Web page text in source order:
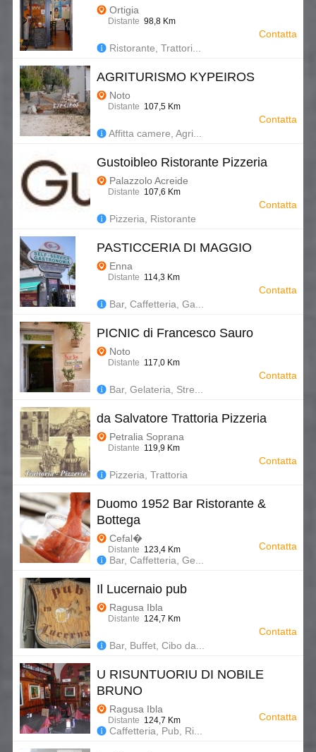
Ortigia
Distante 98,8 Km
Ristorante, Trattori...
Contatta
AGRITURISMO KYPEIROS
Noto
Distante 107,5 Km
Affitta camere, Agri...
Contatta
Gustoibleo Ristorante Pizzeria
Palazzolo Acreide
Distante 107,6 Km
Pizzeria, Ristorante
Contatta
PASTICCERIA DI MAGGIO
Enna
Distante 114,3 Km
Bar, Caffetteria, Ga...
Contatta
PICNIC di Francesco Sauro
Noto
Distante 117,0 Km
Bar, Gelateria, Stre...
Contatta
da Salvatore Trattoria Pizzeria
Petralia Soprana
Distante 119,9 Km
Pizzeria, Trattoria
Contatta
Duomo 1952 Bar Ristorante &
Bottega
Cefal�
Distante 123,4 Km
Bar, Caffetteria, Ge...
Contatta
Il Lucernaio pub
Ragusa Ibla
Distante 124,7 Km
Bar, Buffet, Cibo da...
Contatta
U RISUNTUORIU DI NOBILE
BRUNO
Ragusa Ibla
Distante 124,7 Km
Caffetteria, Pub, Ri...
Contatta